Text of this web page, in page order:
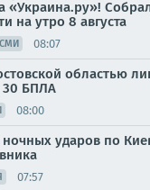
«Украина.ру»!
на утро 8 августа
СМИ 08:07
областью
30 БПЛА
08:00
ударов по
07:57